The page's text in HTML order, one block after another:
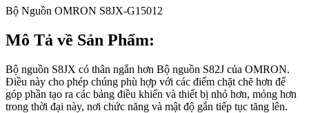
Bộ Nguồn OMRON S8JX-G15012
Mô Tả về Sản Phẩm:
Bộ nguồn S8JX có thân ngắn hơn Bộ nguồn S82J của OMRON.
Điều này cho phép chúng phù hợp với các điểm chặt chẽ hơn để
góp phần tạo ra các bảng điều khiển và thiết bị nhỏ hơn, mỏng hơn
trong thời đại này, nơi chức năng và mật độ gắn tiếp tục tăng lên.